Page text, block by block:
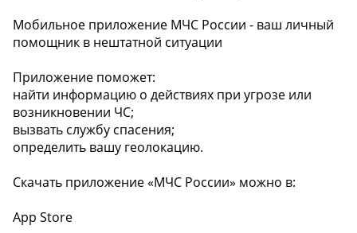
Мобильное приложение МЧС России - ваш личный
помощник в нештатной ситуации
Приложение поможет:
найти информацию о действиях при угрозе или
возникновении ЧС;
вызвать службу спасения;
определить вашу геолокацию.
Скачать приложение «МЧС России» можно в:
App Store